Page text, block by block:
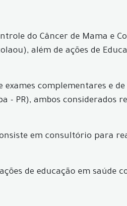
do Câncer de Mama e
além de ações de
complementares e
- PR), ambos considerados
em consultório para
de educação em saúde